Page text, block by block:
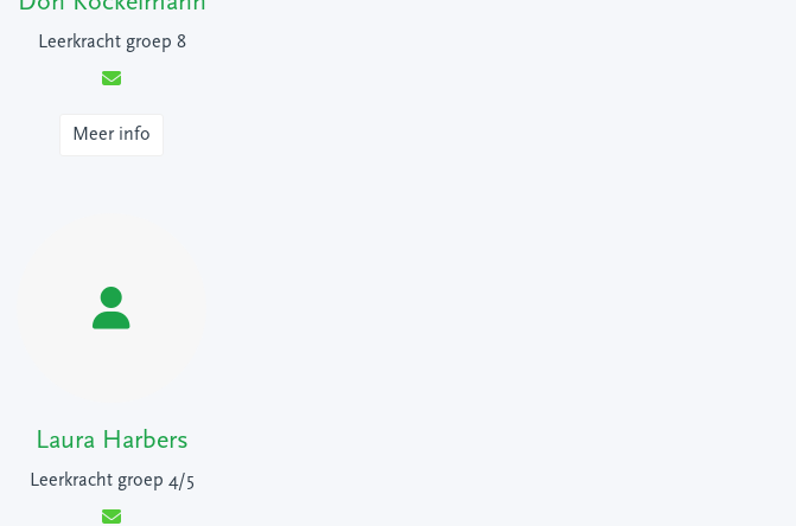
Leerkracht groep 8
Meer info
Laura Harbers
Leerkracht groep 4/5